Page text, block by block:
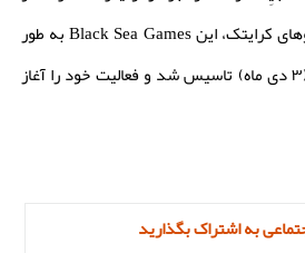
پس از تعطیلی برخی استودیوهای کرایتک، این Black Sea Games به طور
رسمی در تاریخ ۲۳ دسامبر (۳ دی ماه) تاسیس شد و فعالیت خود را آغاز
به اشتراک بگذارید